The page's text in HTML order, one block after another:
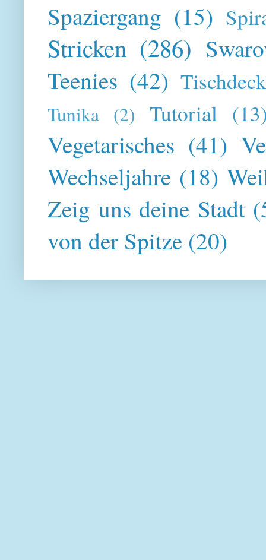
Spaziergang (15)
Stricken (286)
Teenies (42)
Tunika (2) Tutorial
Vegetarisches (41)
Wechseljahre (18)
Zeig uns deine Stadt
von der Spitze (20)